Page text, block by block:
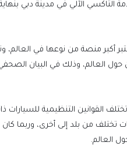
التاكسي الآلي في مدينة دبي
أكبر منصة من نوعها في العالم،
حول العالم، وذلك في البيان
القوانين التنظيمية للسيارات
تختلف من بلد إلى أخرى، وربما كان